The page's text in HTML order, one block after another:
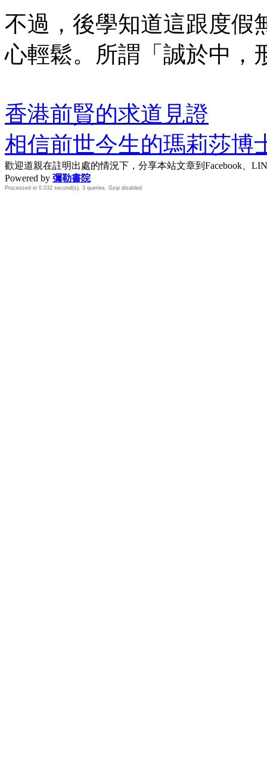
不過，後學知道這跟度假
心輕鬆。所謂「誠於中，
香港前賢的求道見證
相信前世今生的瑪莉莎博
歡迎道親在註明出處的情況下，分享本站文章到Facebook、
Powered by 彌勒書院
Processed in 0.032 second(s), 3 queries, Gzip disabled